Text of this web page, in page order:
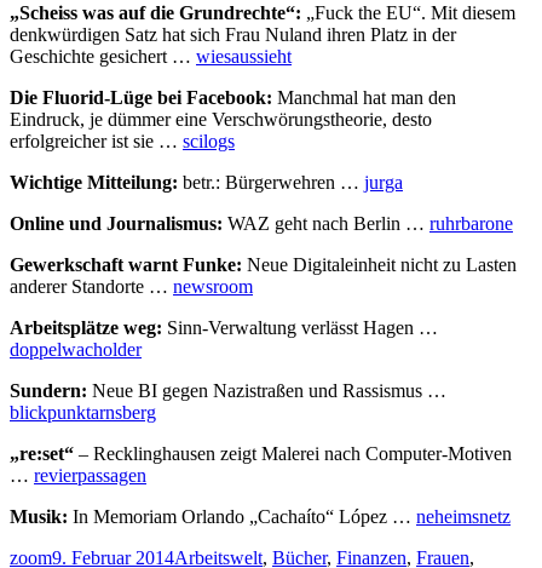
„Scheiss was auf die Grundrechte“: „Fuck the EU“. Mit diesem
denkwürdigen Satz hat sich Frau Nuland ihren Platz in der
Geschichte gesichert … wiesaussieht
Die Fluorid-Lüge bei Facebook: Manchmal hat man den
Eindruck, je dümmer eine Verschwörungstheorie, desto
erfolgreicher ist sie … scilogs
Wichtige Mitteilung: betr.: Bürgerwehren … jurga
Online und Journalismus: WAZ geht nach Berlin … ruhrbarone
Gewerkschaft warnt Funke: Neue Digitaleinheit nicht zu Lasten
anderer Standorte … newsroom
Arbeitsplätze weg: Sinn-Verwaltung verlässt Hagen …
doppelwacholder
Sundern: Neue BI gegen Nazistraßen und Rassismus …
blickpunktarnsberg
„re:set“ – Recklinghausen zeigt Malerei nach Computer-Motiven
… revierpassagen
Musik: In Memoriam Orlando „Cachaíto“ López … neheimsnetz
Autor
zoomVeröffentlicht
9. Februar 2014Kategorien
Arbeitswelt, Bücher, Finanzen, Frauen,